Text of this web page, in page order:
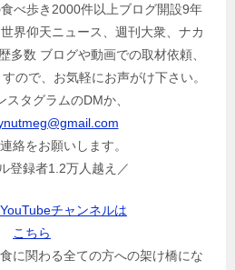
べ歩き2000件以上ブログ開設9年
界仰天ニュース、週刊大衆、ナカ
多数 ブログや動画での取材依頼、
ので、お気軽にお声がけ下さい。
スタグラムのDMか、
絡をお願いします。
登録者1.2万人越え／
チャンネルは
こちら
に関わる全ての方への架け橋にな